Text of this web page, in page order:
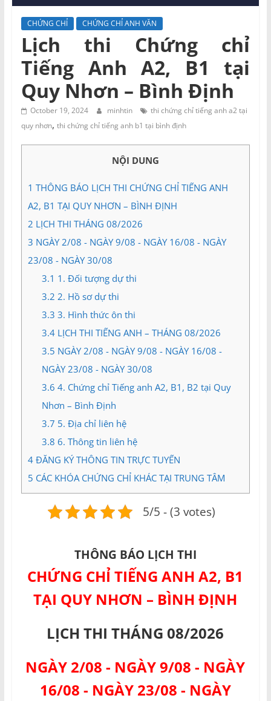
và
Tư
vấn
Miền
Nam
CHỨNG CHỈ CHỨNG CHỈ ANH VĂN
Lịch thi Chứng chỉ
Tiếng Anh A2, B1 tại
Quy Nhơn – Bình Định
October 19, 2024 minhtin
thi chứng chỉ tiếng anh a2 tại
quy nhơn, thi chứng chỉ tiếng anh b1 tại bình định
NỘI DUNG
1 THÔNG BÁO LỊCH THI CHỨNG CHỈ TIẾNG ANH
A2, B1 TẠI QUY NHƠN – BÌNH ĐỊNH
2 LỊCH THI THÁNG 08/2026
3 NGÀY 2/08 - NGÀY 9/08 - NGÀY 16/08 - NGÀY
23/08 - NGÀY 30/08
3.1 1. Đối tượng dự thi
3.2 2. Hồ sơ dự thi
3.3 3. Hình thức ôn thi
3.4LỊCH THI TIẾNG ANH – THÁNG 08/2026
3.5 NGÀY 2/08 - NGÀY 9/08 - NGÀY 16/08 -
NGÀY 23/08 - NGÀY 30/08
3.6 4. Chứng chỉ Tiếng anh A2, B1, B2 tại Quy
Nhơn – Bình Định
3.7 5. Địa chỉ liên hệ
3.8 6. Thông tin liên hệ
4ĐĂNG KÝ THÔNG TIN TRỰC TUYẾN
5 CÁC KHÓA CHỨNG CHỈ KHÁC TẠI TRUNG TÂM
5/5 - (3 votes)
THÔNG BÁO LỊCH THI
CHỨNG CHỈ TIẾNG ANH A2, B1
TẠI QUY NHƠN – BÌNH ĐỊNH
LỊCH THI THÁNG 08/2026
NGÀY 2/08 - NGÀY 9/08 - NGÀY
16/08 - NGÀY 23/08 - NGÀY